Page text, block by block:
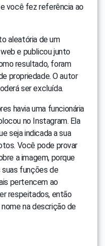
você fez referência ao
aleatória de um
e publicou junto
resultado, foram
propriedade. O autor
ser excluída.
havia uma funcionária
no Instagram. Ela
seja indicada a sua
Você pode provar
a imagem, porque
funções de
pertencem ao
respeitados, então
na descrição de